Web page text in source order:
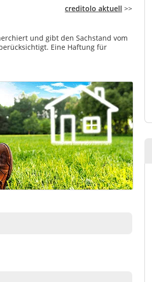
creditolo aktuell >>
und gibt den Sachstand vom
Eine Haftung für